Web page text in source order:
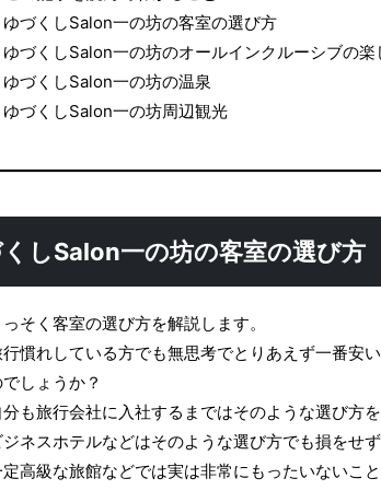
ゆづくしSalon一の坊の客室の選び方
ゆづくしSalon一の坊のオールインクルーシブの楽
ゆづくしSalon一の坊の温泉
ゆづくしSalon一の坊周辺観光
しSalon一の坊の客室の選び方
っそく客室の選び方を解説します。
慣れしている方でも無思考でとりあえず一番安
しょうか？
分も旅行会社に入社するまではそのような選び方を
ジネスホテルなどはそのような選び方でも損をせ
高級な旅館などでは実は非常にもったいないこ